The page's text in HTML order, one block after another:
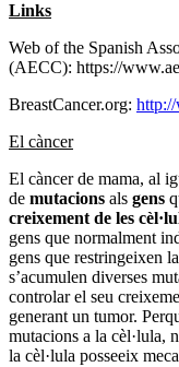
Links
Web of the Spanish
(AECC): https://
BreastCancer.org: http://
El càncer
El càncer de mama, al
de mutacions als gens
creixement de les
gens que normalment
gens que restringeixen
s’acumulen diverses
controlar el seu
generant un tumor.
mutacions a la cèl·lula,
la cèl·lula posseeix